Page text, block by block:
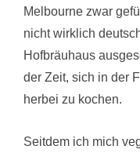
Melbourne zwar
nicht wirklich
Hofbräuhaus
der Zeit, sich in der
herbei zu kochen.
Seitdem ich mich